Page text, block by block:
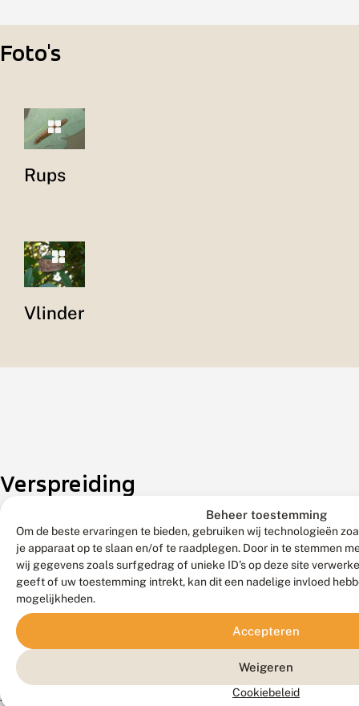
Beheer toestemming
Om de beste ervaringen te bieden, gebruiken wij technologieën
je apparaat op te slaan en/of te raadplegen. Door in te stemmen
wij gegevens zoals surfgedrag of unieke ID's op deze site
geeft of uw toestemming intrekt, kan dit een nadelige invloed
mogelijkheden.
Accepteren
Weigeren
Cookiebeleid
Foto's
Rups
Vlinder
Verspreiding
Zeldzaamheid
Vrij
algemeen.
Komt
verspreid
voor
zandgronden